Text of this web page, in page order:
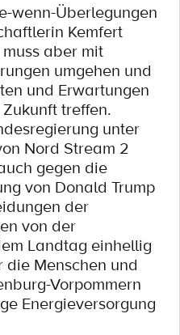
wenn-Überlegungen
Kemfert
aber mit
umgehen und
und Erwartungen
treffen.
unter
Nord Stream 2
gegen die
von Donald Trump
der
von der
Landtag einhellig
die Menschen und
Vorpommern
Energieversorgung